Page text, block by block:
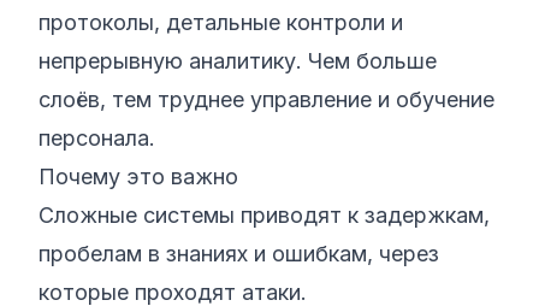
протоколы, детальные контроли и
непрерывную аналитику. Чем больше
слоёв, тем труднее управление и обучение
персонала.
Почему это важно
Сложные системы приводят к задержкам,
пробелам в знаниях и ошибкам, через
которые проходят атаки.